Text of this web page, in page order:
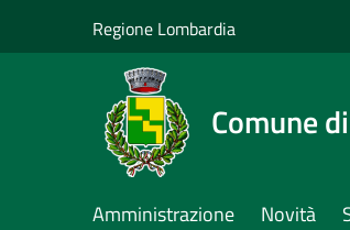
Regione Lombardia
Comune
Amministrazione Novità